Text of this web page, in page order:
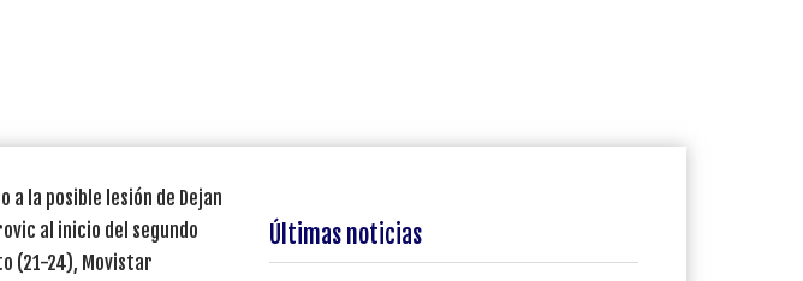
a la posible lesión de Dejan
al inicio del segundo
(21-24), Movistar
Últimas noticias